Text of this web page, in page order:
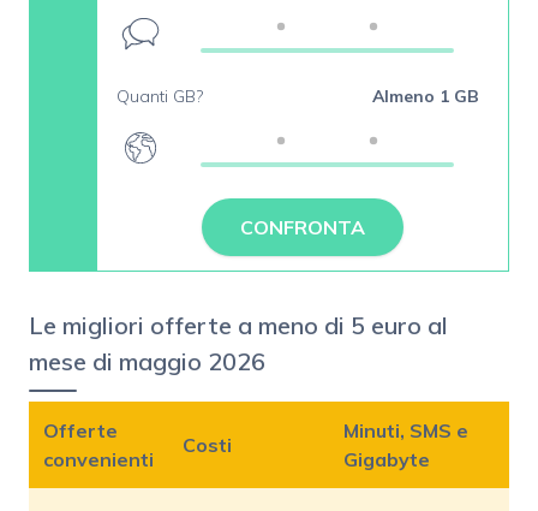
Quanti GB? Almeno 1 GB
CONFRONTA
Le migliori offerte a meno di 5 euro al
mese di maggio 2026
Offerte
convenienti
Costi
Minuti, SMS e
Gigabyte